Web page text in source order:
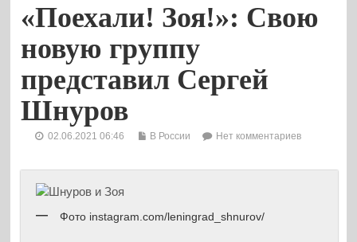
«Поехали! Зоя!»: Свою
новую группу
представил Сергей
Шнуров
02.06.2021 06:46 В России Нет комментариев
Фото instagram.com/leningrad_shnurov/